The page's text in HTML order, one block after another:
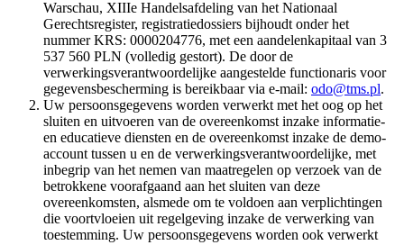
Warschau, XIIIe Handelsafdeling van het Nationaal
Gerechtsregister, registratiedossiers bijhoudt onder het
nummer KRS: 0000204776, met een aandelenkapitaal van 3
537 560 PLN (volledig gestort). De door de
verwerkingsverantwoordelijke aangestelde functionaris voor
gegevensbescherming is bereikbaar via e-mail: odo@tms.pl.
Uw persoonsgegevens worden verwerkt met het oog op het
sluiten en uitvoeren van de overeenkomst inzake informatie-
en educatieve diensten en de overeenkomst inzake de demo-
account tussen u en de verwerkingsverantwoordelijke, met
inbegrip van het nemen van maatregelen op verzoek van de
betrokkene voorafgaand aan het sluiten van deze
overeenkomsten, alsmede om te voldoen aan verplichtingen
die voortvloeien uit regelgeving inzake de verwerking van
toestemming. Uw persoonsgegevens worden ook verwerkt